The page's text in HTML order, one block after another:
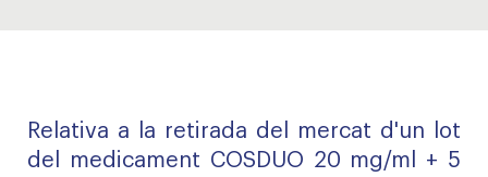
Relativa a la retirada del mercat d'un lot
del medicament COSDUO 20 mg/ml + 5